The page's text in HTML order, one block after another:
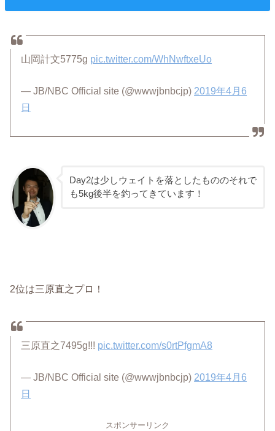
山岡計文5775g pic.twitter.com/WhNwftxeUo
— JB/NBC Official site (@wwwjbnbcjp) 2019年4月6
日
Day2は少しウェイトを落としたもののそれで
も5kg後半を釣ってきています！
2位は三原直之プロ！
三原直之7495g!!! pic.twitter.com/s0rtPfgmA8
— JB/NBC Official site (@wwwjbnbcjp) 2019年4月6
日
スポンサーリンク